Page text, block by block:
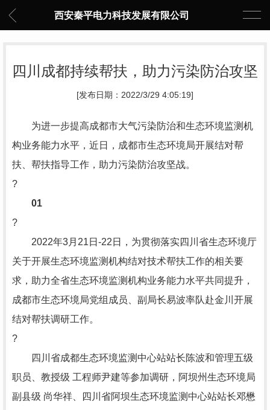
西安秦平电力科技发展有限公司
四川成都持续帮扶，助力污染防治攻坚
[发布日期：2022/3/29 4:05:19]
为进一步提高成都市大气污染防治和生态环境监测机
构业务能力水平，近日，成都市生态环境局开展结对帮
扶、帮扶指导工作，助力污染防治攻坚战。
?
01
?
2022年3月21日-22日，为贯彻落实四川省生态环境厅
关于开展生态环境监测机构结对技术帮扶工作的相关要
求，助力全省生态环境监测机构业务能力水平共同提升，
成都市生态环境局党组成员、副局长易波率队赴金川开展
结对帮扶调研工作。
?
四川省成都生态环境监测中心站站长陈波和管理五级
职员、教授级 工程师尹建等参加调研，阿坝州生态环境局
副县级 尚华祥、四川省阿坝生态环境监测中心站站长邓懋